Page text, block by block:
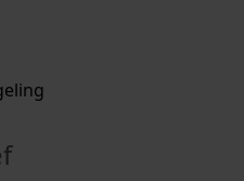
aantal zoektips.
aantal zoektips.